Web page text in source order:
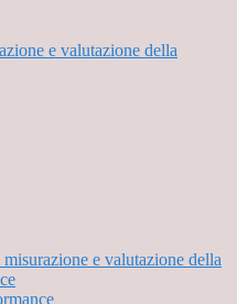
e valutazione della
misurazione e valutazione della